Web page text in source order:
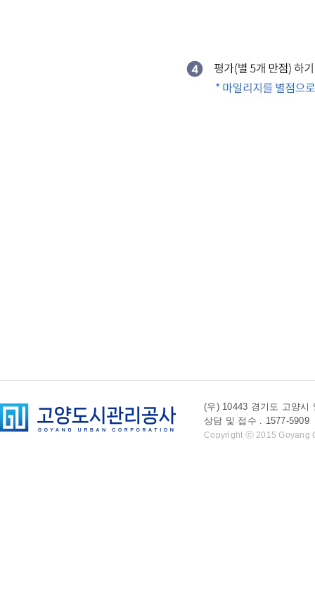
(우) 10443 경기도 고양시
상담 및 접수 . 1577-
Copyright ⓒ 2015 Goyang